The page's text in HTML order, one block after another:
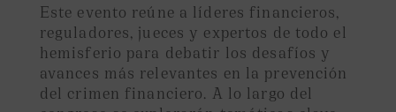
Este evento reúne a líderes financieros,
reguladores, jueces y expertos de todo el
hemisferio para debatir los desafíos y
avances más relevantes en la prevención
del crimen financiero. A lo largo del